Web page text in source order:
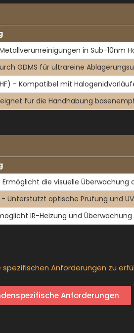
in Sub-10nm
GDMS für ultrareine
- Kompatibel mit
für die Handhabung
die visuelle Überwachung
Unterstützt optische Prüfung und
IR-Heizung und
Anforderungen zu
Anforderungen